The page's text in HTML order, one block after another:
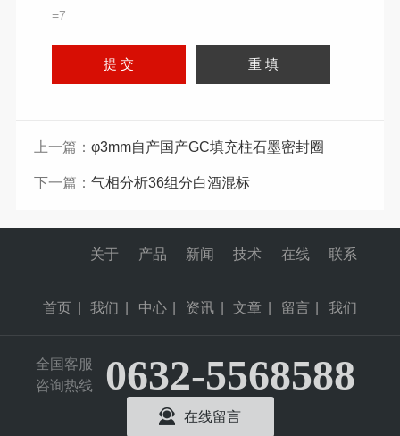
=7
上一篇： φ3mm自产国产GC填充柱石墨密封圈
下一篇： 气相分析36组分白酒混标
首页
关于
我们
产品
中心
新闻
资讯
技术
文章
在线
留言
联系
我们
全国客服
咨询热线
0632-5568588
在线留言